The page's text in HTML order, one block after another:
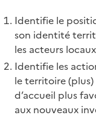
Identifie le
son identité
les acteurs
Identifie les
le territoire
d’accueil plus
aux nouveaux